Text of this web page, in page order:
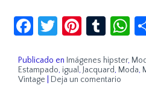
Facebook
Twitter
Publicado en Imágenes hipster,
Estampado, igual , Jacquard, Moda,
Vintage
Deja un comentario